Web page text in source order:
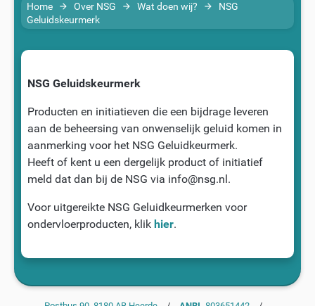
Home arrow_forward Over NSG arrow_forward Wat doen wij? arrow_forward
NSG
Geluidskeurmerk
NSG Geluidskeurmerk
Producten en initiatieven die een bijdrage leveren
aan de beheersing van onwenselijk geluid komen in
aanmerking voor het NSG Geluidkeurmerk.
Heeft of kent u een dergelijk product of initiatief
meld dat dan bij de NSG via info@nsg.nl.
Voor uitgereikte NSG Geluidkeurmerken voor
ondervloerproducten, klik hier.